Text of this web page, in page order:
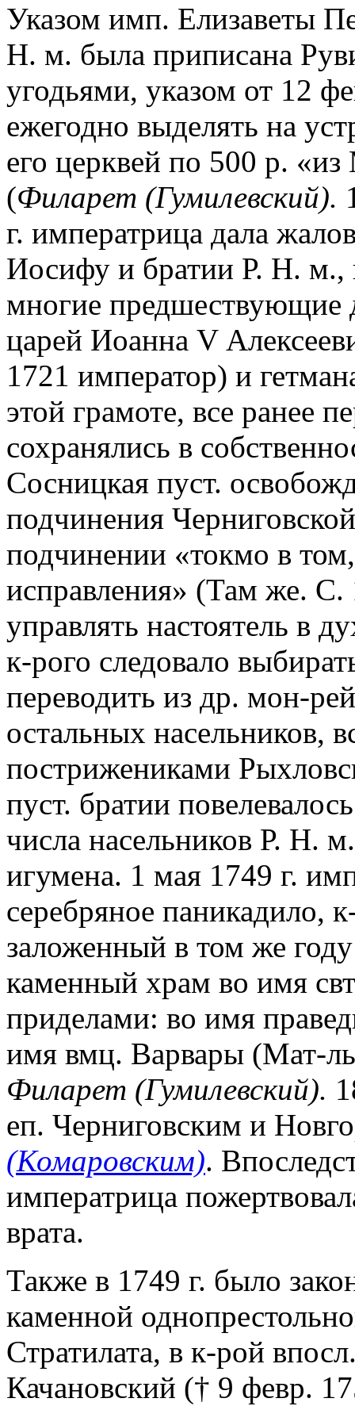
Указом имп. Елизаветы
Н. м. была приписана
угодьями, указом от 12
ежегодно выделять на
его церквей по 500 р.
(Филарет (Гумилевский).
г. императрица дала
Иосифу и братии Р. Н. м.,
многие предшествующие
царей Иоанна V
1721 император) и
этой грамоте, все ранее
сохранялись в
Сосницкая пуст.
подчинения
подчинении «токмо в
исправления» (Там же.
управлять настоятель в
к-рого следовало
переводить из др. мон-
остальных насельников,
пострижениками
пуст. братии
числа насельников Р. Н.
игумена. 1 мая 1749 г.
серебряное паникадило,
заложенный в том же
каменный храм во имя
приделами: во имя
имя вмц. Варвары (Мат-
Филарет (Гумилевский).
еп. Черниговским и
(Комаровским).
императрица
врата.
Также в 1749 г. было
каменной
Стратилата, в к-рой
Качановский († 9 февр.